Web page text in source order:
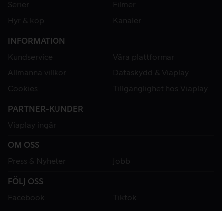
Serier
Filmer
Hyr & köp
Kanaler
INFORMATION
Kundservice
Våra plattformar
Allmänna villkor
Dataskydd & Viaplay
Cookies
Tillgänglighet hos Viaplay
PARTNER-KUNDER
Viaplay ingår
OM OSS
Press & Nyheter
Jobb
FÖLJ OSS
Facebook
Tiktok